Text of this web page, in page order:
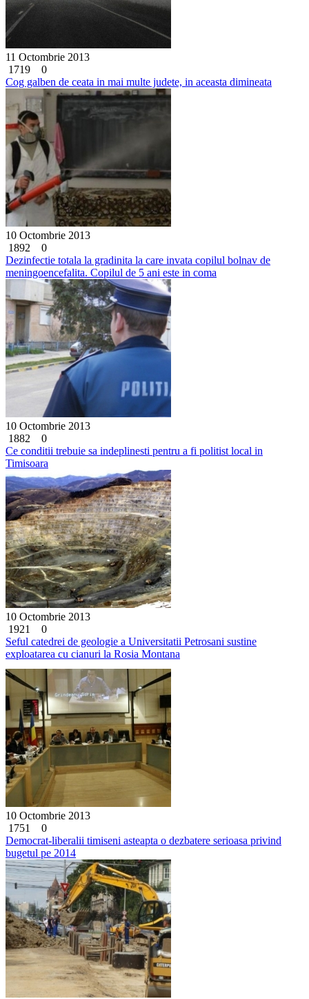
11 Octombrie 2013
1719
0
Cog galben de ceata in mai multe judete, in aceasta dimineata
10 Octombrie 2013
1892
0
Dezinfectie totala la gradinita la care invata copilul bolnav de
meningoencefalita. Copilul de 5 ani este in coma
10 Octombrie 2013
1882
0
Ce conditii trebuie sa indeplinesti pentru a fi politist local in
Timisoara
10 Octombrie 2013
1921
0
Seful catedrei de geologie a Universitatii Petrosani sustine
exploatarea cu cianuri la Rosia Montana
10 Octombrie 2013
1751
0
Democrat-liberalii timiseni asteapta o dezbatere serioasa privind
bugetul pe 2014